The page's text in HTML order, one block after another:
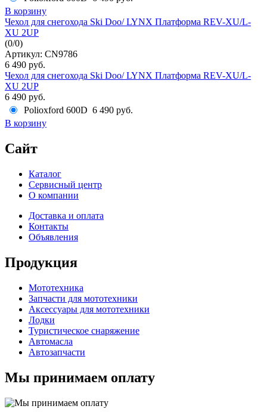
В корзину
Чехол для снегохода Ski Doo/ LYNX Платформа REV-XU/L-
XU 2UP
(0/0)
Артикул: CN9786
6 490 руб.
Чехол для снегохода Ski Doo/ LYNX Платформа REV-XU/L-
XU 2UP
6 490 руб.
Polioxford 600D 6 490 руб.
В корзину
Сайт
Каталог
Сервисный центр
О компании
Доставка и оплата
Контакты
Объявления
Продукция
Мототехника
Запчасти для мототехники
Аксессуары для мототехники
Лодки
Туристическое снаряжение
Автомасла
Автозапчасти
Мы принимаем оплату